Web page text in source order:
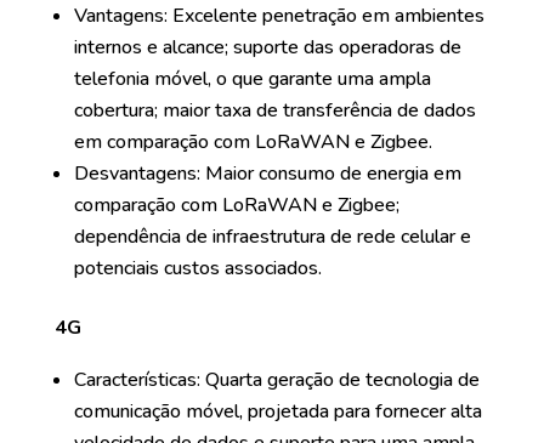
Vantagens: Excelente penetração em ambientes
internos e alcance; suporte das operadoras de
telefonia móvel, o que garante uma ampla
cobertura; maior taxa de transferência de dados
em comparação com LoRaWAN e Zigbee.
Desvantagens: Maior consumo de energia em
comparação com LoRaWAN e Zigbee;
dependência de infraestrutura de rede celular e
potenciais custos associados.
4G
Características: Quarta geração de tecnologia de
comunicação móvel, projetada para fornecer alta